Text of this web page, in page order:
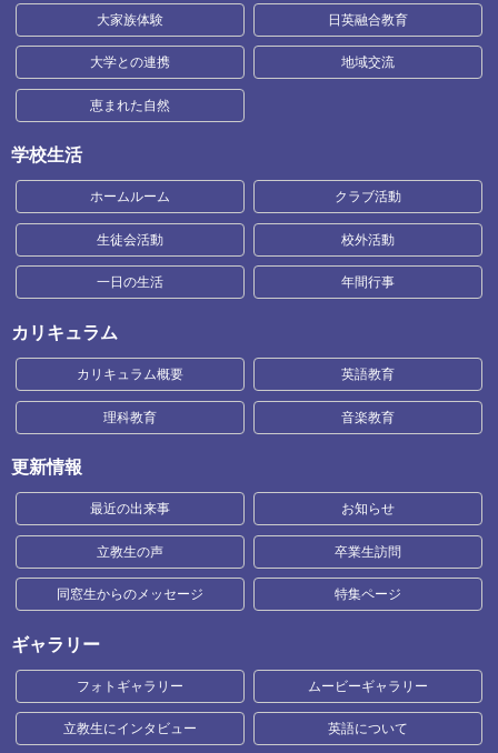
大家族体験 日英融合教育
大学との連携 地域交流
恵まれた自然
学校生活
ホームルーム クラブ活動
生徒会活動 校外活動
一日の生活 年間行事
カリキュラム
カリキュラム概要 英語教育
理科教育 音楽教育
更新情報
最近の出来事 お知らせ
立教生の声 卒業生訪問
同窓生からのメッセージ 特集ページ
ギャラリー
フォトギャラリー ムービーギャラリー
立教生にインタビュー 英語について